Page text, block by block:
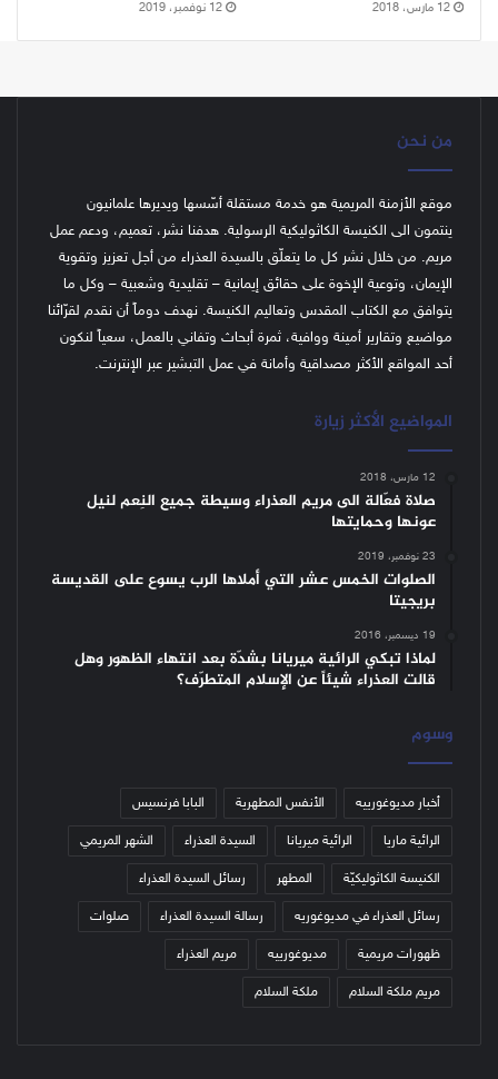
12 مارس، 2018 12 نوفمبر، 2019
من نحن
موقع الأزمنة المريمية هو خدمة مستقلة أسّسها ويديرها علمانيون
ينتمون الى الكنيسة الكاثوليكية الرسولية. هدفنا نشر، تعميم، ودعم عمل
مريم. من خلال نشر كل ما يتعلّق بالسيدة العذراء من أجل تعزيز وتقوية
الإيمان، وتوعية الإخوة على حقائق إيمانية – تقليدية وشعبية – وكل ما
يتوافق مع الكتاب المقدس وتعاليم الكنيسة. نهدف دوماً أن نقدم لقرّائنا
مواضيع وتقارير أمينة ووافية، ثمرة أبحاث وتفاني بالعمل، سعياً لنكون
أحد المواقع الأكثر مصداقية وأمانة في عمل التبشير عبر الإنترنت.
المواضيع الأكثر زيارة
12 مارس، 2018
صلاة فعّالة الى مريم العذراء وسيطة جميع النِعم لنيل
عونها وحمايتها
23 نوفمبر، 2019
الصلوات الخمس عشر التي أملاها الرب يسوع على القديسة
بريجيتا
19 ديسمبر، 2016
لماذا تبكي الرائية ميريانا بشدّة بعد انتهاء الظهور وهل
قالت العذراء شيئاً عن الإسلام المتطرّف؟
وسوم
أخبار مديوغورييه الأنفس المطهرية البابا فرنسيس
الرائية ماريا الرائية ميريانا السيدة العذراء الشهر المريمي
الكنيسة الكاثوليكيّة المطهر رسائل السيدة العذراء
رسائل العذراء في مديوغوريه رسالة السيدة العذراء صلوات
ظهورات مريمية مديوغورييه مريم العذراء
مريم ملكة السلام ملكة السلام